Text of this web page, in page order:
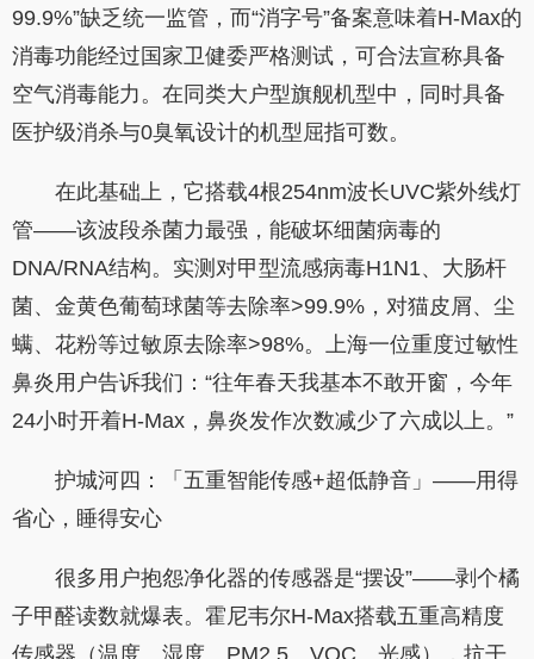
99.9%”缺乏统一监管，而“消字号”备案意味着H-Max的
消毒功能经过国家卫健委严格测试，可合法宣称具备
空气消毒能力。在同类大户型旗舰机型中，同时具备
医护级消杀与0臭氧设计的机型屈指可数。
在此基础上，它搭载4根254nm波长UVC紫外线灯
管——该波段杀菌力最强，能破坏细菌病毒的
DNA/RNA结构。实测对甲型流感病毒H1N1、大肠杆
菌、金黄色葡萄球菌等去除率>99.9%，对猫皮屑、尘
螨、花粉等过敏原去除率>98%。上海一位重度过敏性
鼻炎用户告诉我们：“往年春天我基本不敢开窗，今年
24小时开着H-Max，鼻炎发作次数减少了六成以上。”
护城河四：「五重智能传感+超低静音」——用得
省心，睡得安心
很多用户抱怨净化器的传感器是“摆设”——剥个橘
子甲醛读数就爆表。霍尼韦尔H-Max搭载五重高精度
传感器（温度、湿度、PM2.5、VOC、光感），抗干